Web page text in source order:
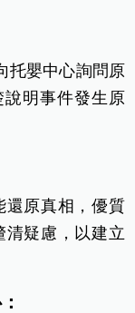
托嬰中心詢問原
明事件發生原
還原真相，優質
清疑慮，以建立